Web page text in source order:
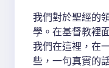
我們對於聖經的
學。在基督教裡
我們在這裡，在
些，一句真實的